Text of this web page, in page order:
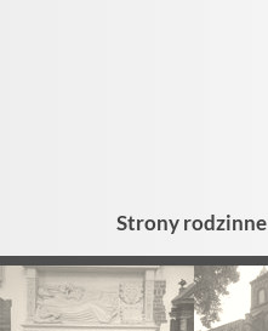
Strony rodzinne